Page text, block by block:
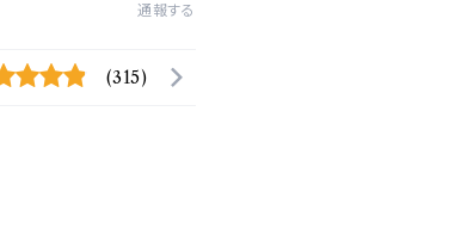
通報する
(315)